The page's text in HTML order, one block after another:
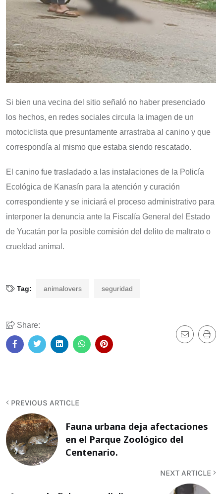
Si bien una vecina del sitio señaló no haber presenciado
los hechos, en redes sociales circula la imagen de un
motociclista que presuntamente arrastraba al canino y que
correspondía al mismo que estaba siendo rescatado.
El canino fue trasladado a las instalaciones de la Policía
Ecológica de Kanasín para la atención y curación
correspondiente y se iniciará el proceso administrativo para
interponer la denuncia ante la Fiscalía General del Estado
de Yucatán por la posible comisión del delito de maltrato o
crueldad animal.
Tag: animalovers seguridad
Share:
PREVIOUS ARTICLE
Fauna urbana deja afectaciones
en el Parque Zoológico del
Centenario.
NEXT ARTICLE